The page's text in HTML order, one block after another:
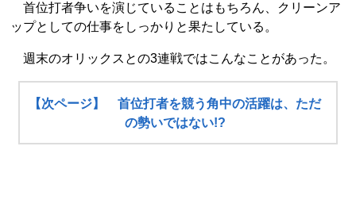
首位打者争いを演じていることはもちろん、クリーンア
ップとしての仕事をしっかりと果たしている。
週末のオリックスとの3連戦ではこんなことがあった。
【次ページ】 首位打者を競う角中の活躍は、ただ
の勢いではない!?